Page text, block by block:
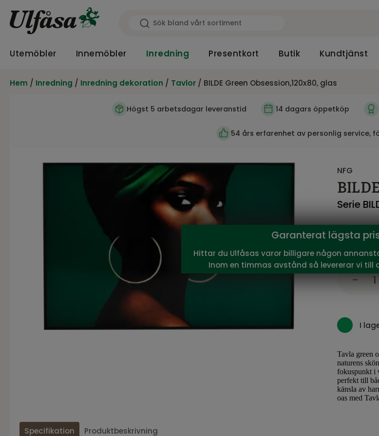
Utemöbler Innemöbler Inredning Presentkort Butik Kundtjänst
Hem / Inredning / Inredning dekoration / Tavlor / BILDE Green Obsession,120x80, glas
Högst 5 arbetsdagar leveranstid 14 dagars öppetköp
54 års erfarenhet av personlig service,
NFG
Serie
Vårt pris:
I
Tavla green
naturens
fokuspunkt i
perfekt till
känsla av
oas med
Specifikation Produktbeskrivning
Garanterat lägsta
Hittar du Ulfåsas varor billigare någon
Inom en timmas avstånd så levererar vi till